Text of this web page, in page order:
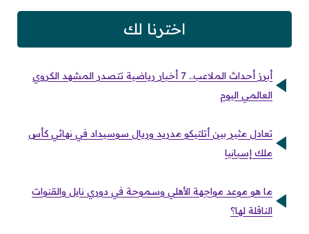
اخترنا لك
أبرز أحداث الملاعب.. 7 أخبار رياضية تتصدر المشهد الكروي
العالمي اليوم
تعادل مثير بين أتلتيكو مدريد وريال سوسيداد في نهائي كأس
ملك إسبانيا
ما هو موعد مواجهة الأهلي وسموحة في دوري نايل والقنوات
الناقلة لها؟